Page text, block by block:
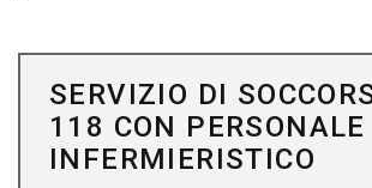
SERVIZIO DI
118 CON PERSONALE
INFERMIERISTICO